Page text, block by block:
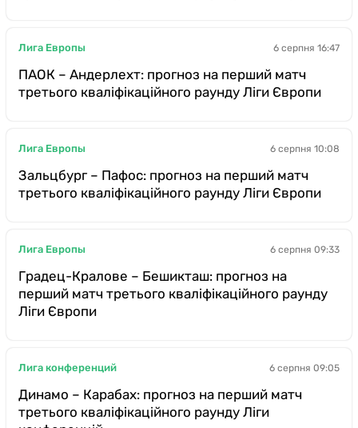
Лига Европы 6 серпня 16:47
ПАОК – Андерлехт: прогноз на перший матч
третього кваліфікаційного раунду Ліги Європи
Лига Европы 6 серпня 10:08
Зальцбург – Пафос: прогноз на перший матч
третього кваліфікаційного раунду Ліги Європи
Лига Европы 6 серпня 09:33
Градец-Кралове – Бешикташ: прогноз на
перший матч третього кваліфікаційного раунду
Ліги Європи
Лига конференций 6 серпня 09:05
Динамо – Карабах: прогноз на перший матч
третього кваліфікаційного раунду Ліги